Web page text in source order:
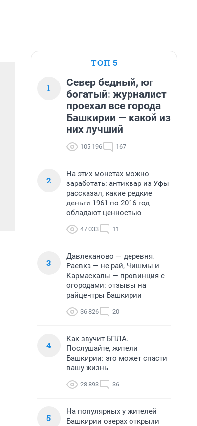
ТОП 5
1
Север бедный, юг
богатый: журналист
проехал все города
Башкирии — какой из
них лучший
105 196 167
2
На этих монетах можно
заработать: антиквар из Уфы
рассказал, какие редкие
деньги 1961 по 2016 год
обладают ценностью
47 033 11
3
Давлеканово — деревня,
Раевка — не рай, Чишмы и
Кармаскалы — провинция с
огородами: отзывы на
райцентры Башкирии
36 826 20
4
Как звучит БПЛА.
Послушайте, жители
Башкирии: это может спасти
вашу жизнь
28 893 36
5
На популярных у жителей
Башкирии озерах открыли